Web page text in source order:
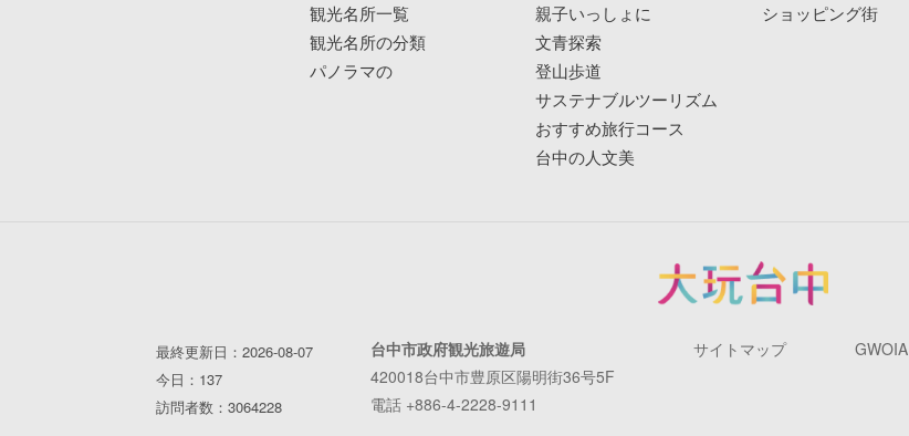
観光名所一覧
観光名所の分類
パノラマの
親子いっしょに
文青探索
登山歩道
サステナブルツーリズム
おすすめ旅行コース
台中の人文美
ショッピング街
最終更新日：2026-08-07
今日：137
訪問者数：3064228
台中市政府観光旅遊局
420018台中市豊原区陽明街36号5F
電話 +886-4-2228-9111
サイトマップ GWOIA